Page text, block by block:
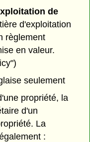
de
d'exploitation
règlement
en valeur.
seulement
propriété, la
d'un
La
: